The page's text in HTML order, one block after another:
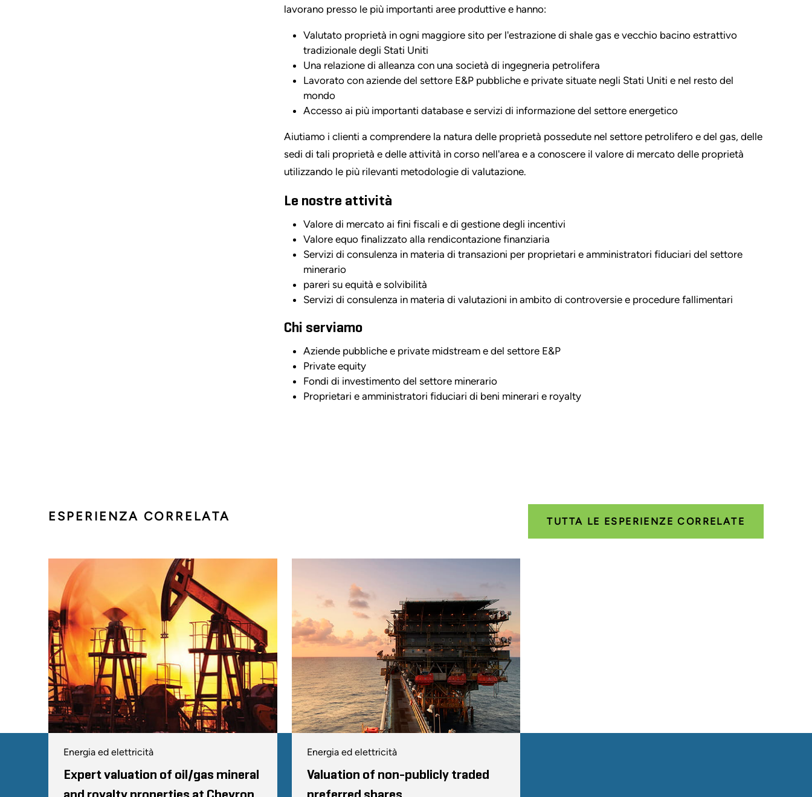
lavorano presso le più importanti aree produttive e hanno:
Valutato proprietà in ogni maggiore sito per l'estrazione di shale gas e vecchio bacino estrattivo
tradizionale degli Stati Uniti
Una relazione di alleanza con una società di ingegneria petrolifera
Lavorato con aziende del settore E&P pubbliche e private situate negli Stati Uniti e nel resto del
mondo
Accesso ai più importanti database e servizi di informazione del settore energetico
Aiutiamo i clienti a comprendere la natura delle proprietà possedute nel settore petrolifero e del gas, delle
sedi di tali proprietà e delle attività in corso nell'area e a conoscere il valore di mercato delle proprietà
utilizzando le più rilevanti metodologie di valutazione.
Le nostre attività
Valore di mercato ai fini fiscali e di gestione degli incentivi
Valore equo finalizzato alla rendicontazione finanziaria
Servizi di consulenza in materia di transazioni per proprietari e amministratori fiduciari del settore
minerario
pareri su equità e solvibilità
Servizi di consulenza in materia di valutazioni in ambito di controversie e procedure fallimentari
Chi serviamo
Aziende pubbliche e private midstream e del settore E&P
Private equity
Fondi di investimento del settore minerario
Proprietari e amministratori fiduciari di beni minerari e royalty
ESPERIENZA CORRELATA TUTTA LE ESPERIENZE CORRELATE
Energia ed elettricità
Expert valuation of oil/gas mineral
Energia ed elettricità
Valuation of non-publicly traded